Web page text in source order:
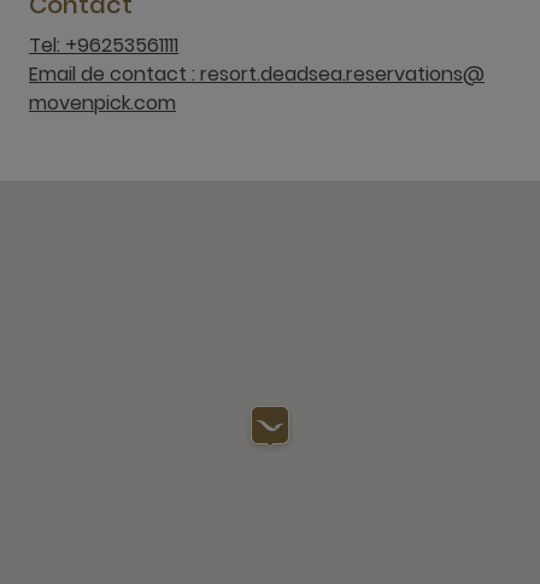
Tel: +96253561111
Email de contact : resort.deadsea.reservations@
movenpick.com